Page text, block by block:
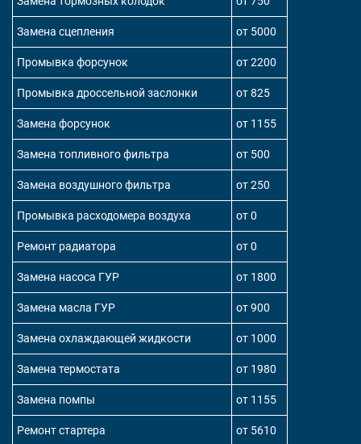
Замена сцепления от 5000
Промывка форсунок от 2200
Промывка дроссельной заслонки от 825
Замена форсунок от 1155
Замена топливного фильтра от 500
Замена воздушного фильтра от 250
Промывка расходомера воздуха от 0
Ремонт радиатора от 0
Замена насоса ГУР от 1800
Замена масла ГУР от 900
Замена охлаждающей жидкости от 1000
Замена термостата от 1980
Замена помпы от 1155
Ремонт стартера от 5610